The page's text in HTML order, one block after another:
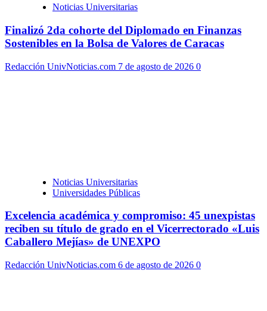
Noticias Universitarias
Finalizó 2da cohorte del Diplomado en Finanzas
Sostenibles en la Bolsa de Valores de Caracas
Redacción UnivNoticias.com 7 de agosto de 2026 0
Noticias Universitarias
Universidades Públicas
Excelencia académica y compromiso: 45 unexpistas
reciben su título de grado en el Vicerrectorado «Luis
Caballero Mejías» de UNEXPO
Redacción UnivNoticias.com 6 de agosto de 2026 0